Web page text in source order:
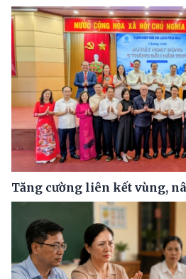
Tăng cường liên kết vùng,